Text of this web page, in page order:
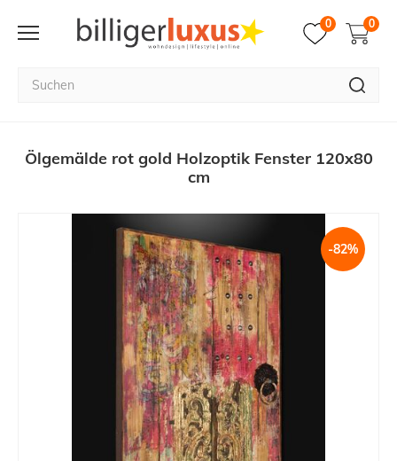
0 0
Ölgemälde rot gold Holzoptik Fenster 120x80
cm
-82%